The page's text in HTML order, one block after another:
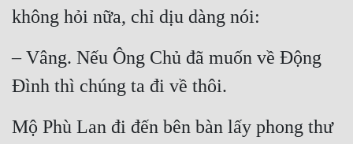
Cơ Trí
Sát Phạt Quyết Đoán
Vô Sỉ
không hỏi nữa, chỉ dịu dàng nói:
– Vâng. Nếu Ông Chủ đã muốn về Động
Đình thì chúng ta đi về thôi.
Mộ Phù Lan đi đến bên bàn lấy phong thư